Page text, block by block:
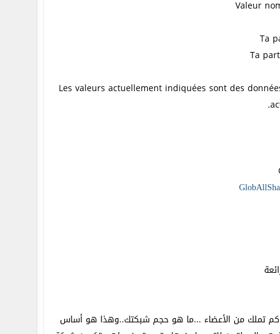
Valeur
Ta
Ta
Les valeurs actuellement indiquées sont des
تملك من الأعضاء ...ما هو حجم شبكتك..وهذا هو أساس